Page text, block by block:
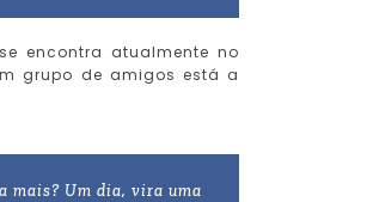
encontra atualmente no
grupo de amigos está a
mais? Um dia, vira uma